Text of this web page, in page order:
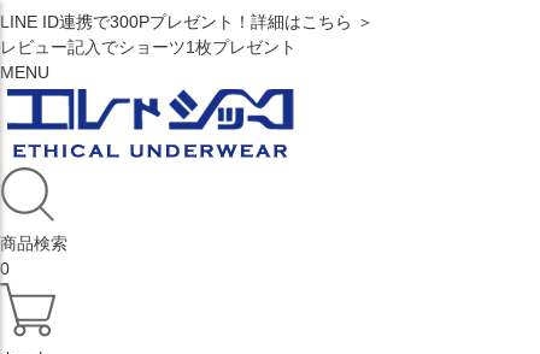
LINE ID連携で300Pプレゼント！詳細はこちら ＞
レビュー記入でショーツ1枚プレゼント
MENU
商品検索
0